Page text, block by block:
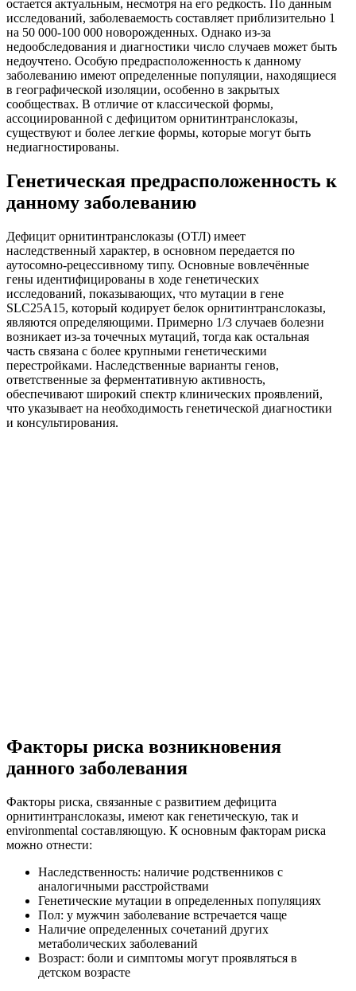
остается актуальным, несмотря на его редкость. По данным
исследований, заболеваемость составляет приблизительно 1
на 50 000-100 000 новорожденных. Однако из-за
недообследования и диагностики число случаев может быть
недоучтено. Особую предрасположенность к данному
заболеванию имеют определенные популяции, находящиеся
в географической изоляции, особенно в закрытых
сообществах. В отличие от классической формы,
ассоциированной с дефицитом орнитинтранслоказы,
существуют и более легкие формы, которые могут быть
недиагностированы.
Генетическая предрасположенность к
данному заболеванию
Дефицит орнитинтранслоказы (ОТЛ) имеет
наследственный характер, в основном передается по
аутосомно-рецессивному типу. Основные вовлечённые
гены идентифицированы в ходе генетических
исследований, показывающих, что мутации в гене
SLC25A15, который кодирует белок орнитинтранслоказы,
являются определяющими. Примерно 1/3 случаев болезни
возникает из-за точечных мутаций, тогда как остальная
часть связана с более крупными генетическими
перестройками. Наследственные варианты генов,
ответственные за ферментативную активность,
обеспечивают широкий спектр клинических проявлений,
что указывает на необходимость генетической диагностики
и консультирования.
Факторы риска возникновения
данного заболевания
Факторы риска, связанные с развитием дефицита
орнитинтранслоказы, имеют как генетическую, так и
environmental составляющую. К основным факторам риска
можно отнести:
Наследственность: наличие родственников с
аналогичными расстройствами
Генетические мутации в определенных популяциях
Пол: у мужчин заболевание встречается чаще
Наличие определенных сочетаний других
метаболических заболеваний
Возраст: боли и симптомы могут проявляться в
детском возрасте